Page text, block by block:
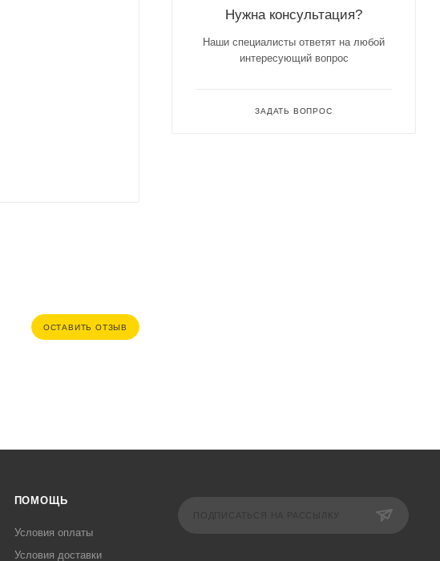
ОСТАВИТЬ ОТЗЫВ
Нужна консультация?
Наши специалисты ответят на любой
интересующий вопрос
ЗАДАТЬ ВОПРОС
ПОМОЩЬ
Условия оплаты
Условия доставки